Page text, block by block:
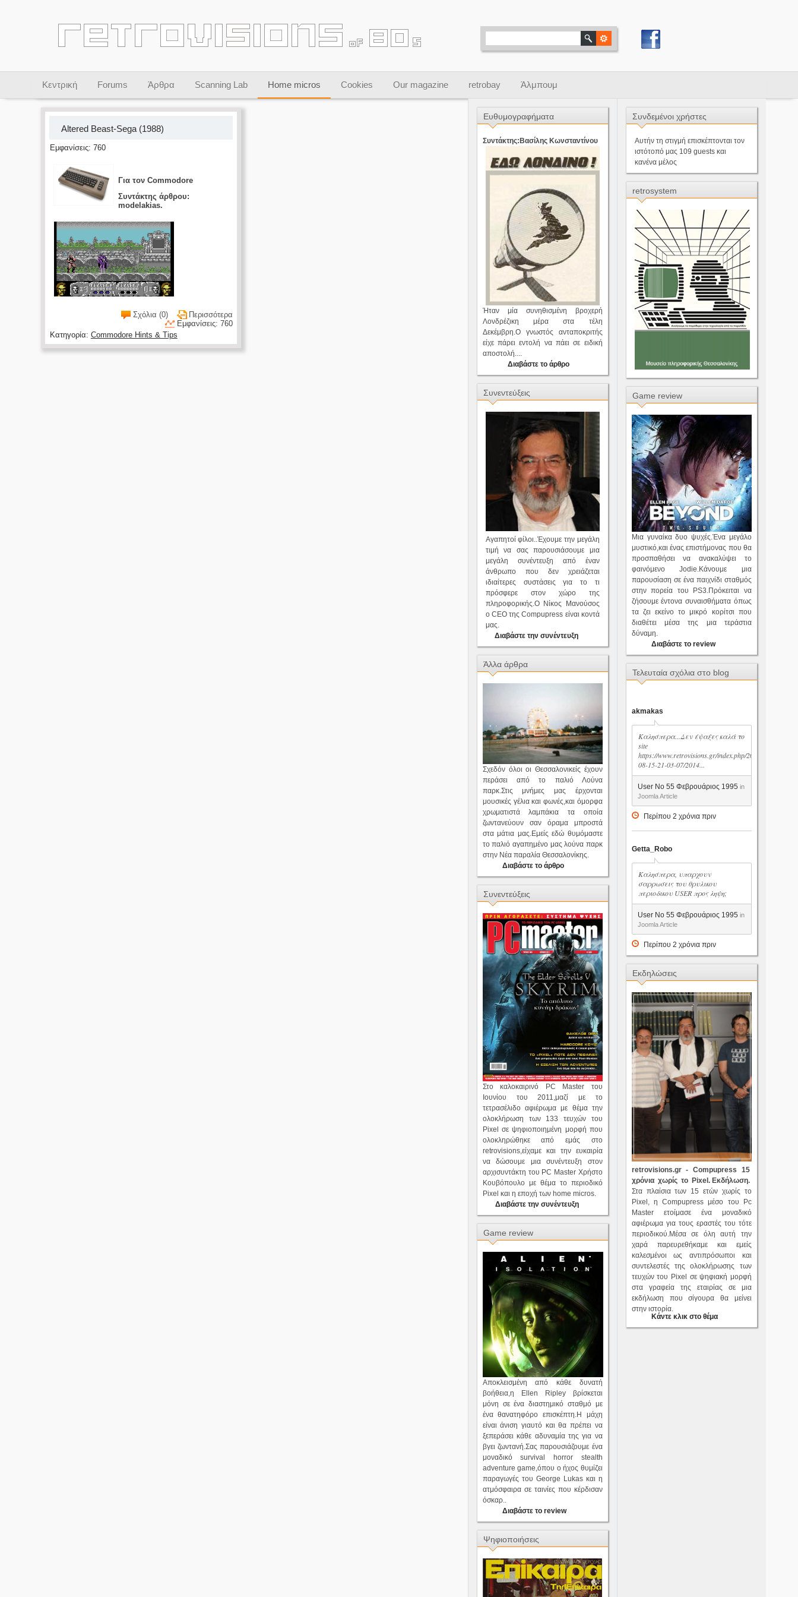
Κεντρική Forums Άρθρα Scanning Lab Home micros Cookies Our magazine retrobay Άλμπουμ
Altered Beast-Sega (1988)
Εμφανίσεις: 760
Για τον Commodore
Συντάκτης άρθρου:
modelakias.
Περισσότερα
Σχόλια (0)
Εμφανίσεις: 760
Κατηγορία: Commodore Hints & Tips
Ευθυμογραφήματα
Συντάκτης:Βασίλης Κωνσταντίνου
Ήταν μία συνηθισμένη βροχερή
Λονδρέζικη μέρα στα τέλη
Δεκέμβρη.Ο γνωστός ανταποκριτής
είχε πάρει εντολή να πάει σε ειδική
αποστολή....
Διαβάστε το άρθρο
Συνεντεύξεις
Αγαπητοί φίλοι..Έχουμε την μεγάλη
τιμή να σας παρουσιάσουμε μια
μεγάλη συνέντευξη από έναν
άνθρωπο που δεν χρειάζεται
ιδιαίτερες συστάσεις για το τι
πρόσφερε στον χώρο της
πληροφορικής.Ο Νίκος Μανούσος
ο CEO της Compupress είναι κοντά
μας.
Διαβάστε την συνέντευξη
Άλλα άρθρα
Σχεδόν όλοι οι Θεσσαλονικείς έχουν
περάσει από το παλιό Λούνα
παρκ.Στις μνήμες μας έρχονται
μουσικές γέλια και φωνές,και όμορφα
χρωματιστά λαμπάκια τα οποία
ζωντανεύουν σαν όραμα μπροστά
στα μάτια μας.Εμείς εδώ θυμόμαστε
το παλιό αγαπημένο μας λούνα παρκ
στην Νέα παραλία Θεσσαλονίκης.
Διαβάστε το άρθρο
Συνεντεύξεις
Στο καλοκαιρινό PC Master του
Ιουνίου του 2011,μαζί με το
τετρασέλιδο αφιέρωμα με θέμα την
ολοκλήρωση των 133 τευχών του
Pixel σε ψηφιοποιημένη μορφή που
ολοκληρώθηκε από εμάς στο
retrovisions,είχαμε και την ευκαιρία
να δώσουμε μια συνέντευξη στον
αρχισυντάκτη του PC Master Χρήστο
Κουβόπουλο με θέμα το περιοδικό
Pixel και η εποχή των home micros.
Διαβάστε την συνέντευξη
Game review
Αποκλεισμένη από κάθε δυνατή
βοήθεια,η Ellen Ripley βρίσκεται
μόνη σε ένα διαστημικό σταθμό με
ένα θανατηφόρο επισκέπτη.Η μάχη
είναι άνιση γιαυτό και θα πρέπει να
ξεπεράσει κάθε αδυναμία της για να
βγει ζωντανή.Σας παρουσιάζουμε ένα
μοναδικό survival horror stealth
adventure game,όπου ο ήχος θυμίζει
παραγωγές του George Lukas και η
ατμόσφαιρα σε ταινίες που κέρδισαν
όσκαρ..
Διαβάστε το review
Ψηφιοποιήσεις
Συνδεμένοι χρήστες
Αυτήν τη στιγμή επισκέπτονται τον
ιστότοπό μας 109 guests και
κανένα μέλος
retrosystem
Game review
Μια γυναίκα δυο ψυχές.Ένα μεγάλο
μυστικό,και ένας επιστήμονας που θα
προσπαθήσει να ανακαλύψει το
φαινόμενο Jodie.Κάνουμε μια
παρουσίαση σε ένα παιχνίδι σταθμός
στην πορεία του PS3.Πρόκειται να
ζήσουμε έντονα συναισθήματα όπως
τα ζει εκείνο το μικρό κορίτσι που
διαθέτει μέσα της μια τεράστια
δύναμη.
Διαβάστε το review
Τελευταία σχόλια στο blog
akmakas
Καλησπερα...Δεν έψαξες καλά το
site
https://www.retrovisions.gr/index.php/2014-
08-15-21-03-07/2014...
User No 55 Φεβρουάριος 1995 in
Joomla Article
Περίπου 2 χρόνια πριν
Getta_Robo
Καλησπερα, υπαρχουν
σαρρωσεις του θρυλικου
περιοδικου USER προς ληψη;
User No 55 Φεβρουάριος 1995 in
Joomla Article
Περίπου 2 χρόνια πριν
Εκδηλώσεις
retrovisions.gr - Compupress 15
χρόνια χωρίς το Pixel. Εκδήλωση.
Στα πλαίσια των 15 ετών χωρίς το
Pixel, η Compupress μέσο του Pc
Master ετοίμασε ένα μοναδικό
αφιέρωμα για τους εραστές του τότε
περιοδικού.Μέσα σε όλη αυτή την
χαρά παρευρεθήκαμε και εμείς
καλεσμένοι ως αντιπρόσωποι και
συντελεστές της ολοκλήρωσης των
τευχών του Pixel σε ψηφιακή μορφή
στα γραφεία της εταιρίας σε μια
εκδήλωση που σίγουρα θα μείνει
στην ιστορία.
Κάντε κλικ στο θέμα